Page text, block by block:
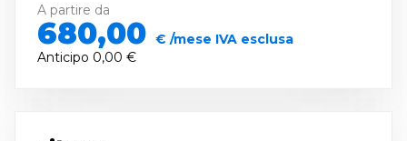
A partire da
680,00 € /mese IVA esclusa
Anticipo 0,00 €